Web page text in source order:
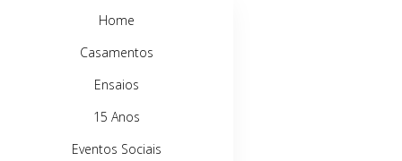
Home
Casamentos
Ensaios
15 Anos
Eventos Sociais